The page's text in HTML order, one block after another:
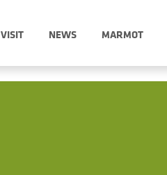
VISIT NEWS MARMOT